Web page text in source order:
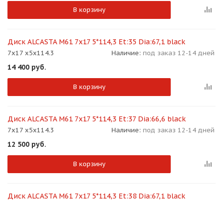
В корзину
Диск ALCASTA M61 7x17 5*114,3 Et:35 Dia:67,1 black
7x17 x5x114.3 Наличие: под заказ 12-14 дней
14 400 руб.
В корзину
Диск ALCASTA M61 7x17 5*114,3 Et:37 Dia:66,6 black
7x17 x5x114.3 Наличие: под заказ 12-14 дней
12 500 руб.
В корзину
Диск ALCASTA M61 7x17 5*114,3 Et:38 Dia:67,1 black